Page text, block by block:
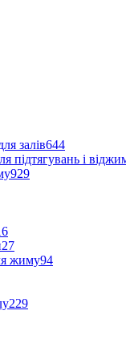
залів644
підтягувань і
929
27
жиму94
229